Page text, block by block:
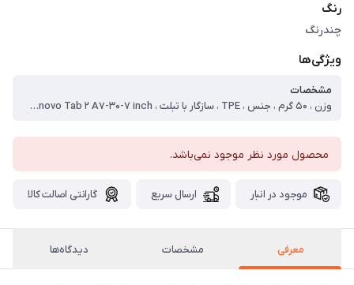
رنگ
چندرنگ
ویژگی‌ها
مشخصات
وزن ، ۵۰ گرم ، جنس ، TPE ، سازگار با تبلت ، Lenovo Tab ۲ A۷-۳۰-۷ inch ، ساختار ، مات ، سطح پوشش ، قاب پشتی ، لبه بالایی ، لبه پایینی ، لبه چپ ، لبه راست ، حفاظت از دکمه‌ها ، نوع کیف و کاور تبلت ، کاور
محصول مورد نظر موجود نمی‌باشد.
موجود در انبار ارسال سریع گارانتی اصالت کالا
معرفی مشخصات دیدگاه‌ها